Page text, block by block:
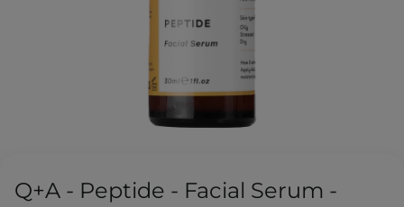
Q+A - Peptide - Facial Serum -